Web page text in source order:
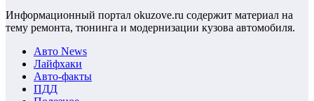
Информационный портал okuzove.ru содержит материал на
тему ремонта, тюнинга и модернизации кузова автомобиля.
Авто News
Лайфхаки
Авто-факты
ПДД